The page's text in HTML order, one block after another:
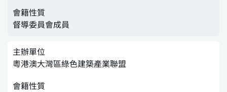
會籍性質
督導委員會成員
主辦單位
粵港澳大灣區綠色建築產業聯盟
會籍性質